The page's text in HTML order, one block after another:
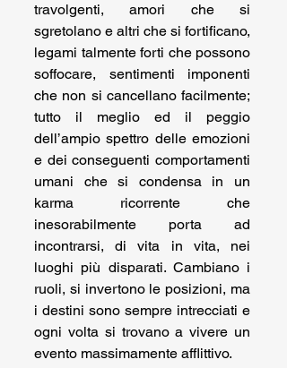
travolgenti, amori che si
sgretolano e altri che si fortificano,
legami talmente forti che possono
soffocare, sentimenti imponenti
che non si cancellano facilmente;
tutto il meglio ed il peggio
dell’ampio spettro delle emozioni
e dei conseguenti comportamenti
umani che si condensa in un
karma ricorrente che
inesorabilmente porta ad
incontrarsi, di vita in vita, nei
luoghi più disparati. Cambiano i
ruoli, si invertono le posizioni, ma
i destini sono sempre intrecciati e
ogni volta si trovano a vivere un
evento massimamente afflittivo.